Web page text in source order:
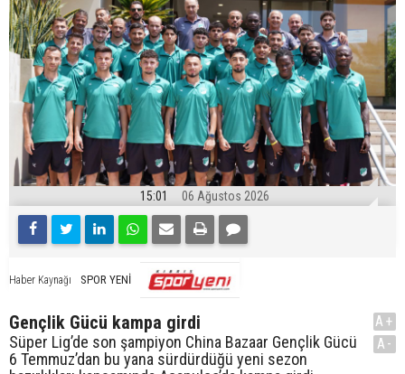
15:01 06 Ağustos 2026
Haber Kaynağı SPOR YENİ
Gençlik Gücü kampa girdi
Süper Lig’de son şampiyon China Bazaar Gençlik Gücü
6 Temmuz’dan bu yana sürdürdüğü yeni sezon
A+
A-